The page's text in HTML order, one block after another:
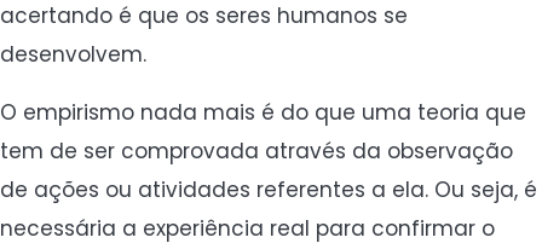
acertando é que os seres humanos se
desenvolvem.
O empirismo nada mais é do que uma teoria que
tem de ser comprovada através da observação
de ações ou atividades referentes a ela. Ou seja, é
necessária a experiência real para confirmar o